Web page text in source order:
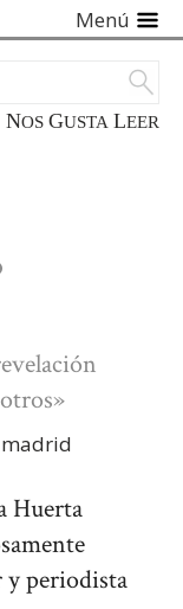
NOS GUSTA LEER
Menú
madrid
Huerta
y periodista